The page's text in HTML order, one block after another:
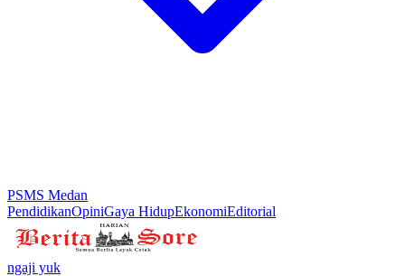
PSMS Medan
PendidikanOpiniGaya HidupEkonomiEditorial
ngaji yuk